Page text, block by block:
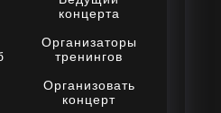
концерта
Организаторы
тренингов
Организовать
концерт